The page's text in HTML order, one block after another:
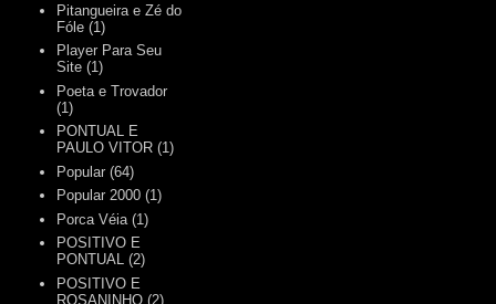
Pitangueira e Zé do
Fóle (1)
Player Para Seu
Site (1)
Poeta e Trovador
(1)
PONTUAL E
PAULO VITOR (1)
Popular (64)
Popular 2000 (1)
Porca Véia (1)
POSITIVO E
PONTUAL (2)
POSITIVO E
ROSANINHO (2)